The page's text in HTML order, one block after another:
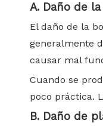
A. Daño de
El daño de la
generalmente
causar mal
Cuando se
poco práctica.
B. Daño de